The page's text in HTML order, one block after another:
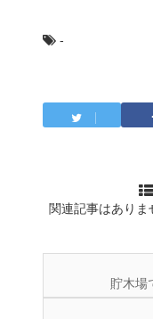
-
関連記事はありま
貯木場